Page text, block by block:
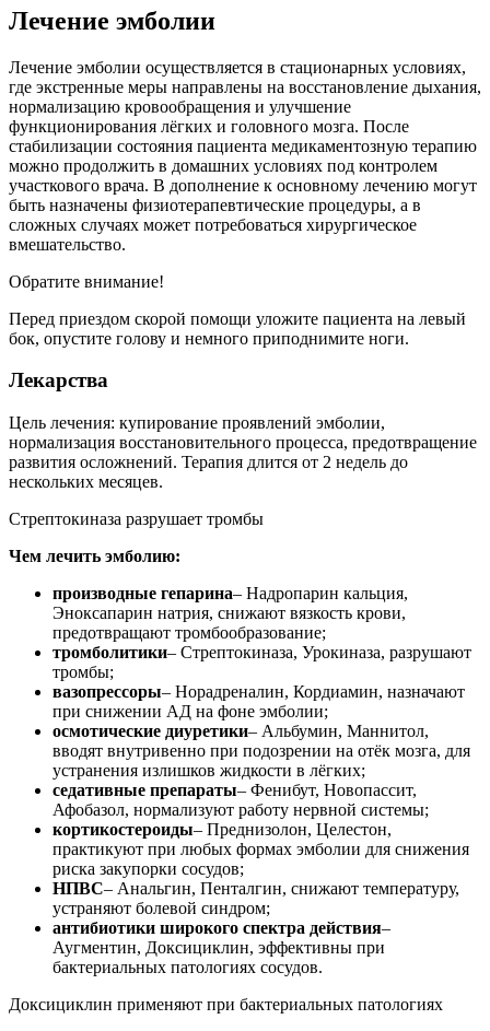
Лечение эмболии
Лечение эмболии осуществляется в стационарных условиях,
где экстренные меры направлены на восстановление дыхания,
нормализацию кровообращения и улучшение
функционирования лёгких и головного мозга. После
стабилизации состояния пациента медикаментозную терапию
можно продолжить в домашних условиях под контролем
участкового врача. В дополнение к основному лечению могут
быть назначены физиотерапевтические процедуры, а в
сложных случаях может потребоваться хирургическое
вмешательство.
Обратите внимание!
Перед приездом скорой помощи уложите пациента на левый
бок, опустите голову и немного приподнимите ноги.
Лекарства
Цель лечения: купирование проявлений эмболии,
нормализация восстановительного процесса, предотвращение
развития осложнений. Терапия длится от 2 недель до
нескольких месяцев.
Стрептокиназа разрушает тромбы
Чем лечить эмболию:
производные гепарина– Надропарин кальция,
Эноксапарин натрия, снижают вязкость крови,
предотвращают тромбообразование;
тромболитики– Стрептокиназа, Урокиназа, разрушают
тромбы;
вазопрессоры– Норадреналин, Кордиамин, назначают
при снижении АД на фоне эмболии;
осмотические диуретики– Альбумин, Маннитол,
вводят внутривенно при подозрении на отёк мозга, для
устранения излишков жидкости в лёгких;
седативные препараты– Фенибут, Новопассит,
Афобазол, нормализуют работу нервной системы;
кортикостероиды– Преднизолон, Целестон,
практикуют при любых формах эмболии для снижения
риска закупорки сосудов;
НПВС– Анальгин, Пенталгин, снижают температуру,
устраняют болевой синдром;
антибиотики широкого спектра действия–
Аугментин, Доксициклин, эффективны при
бактериальных патологиях сосудов.
Доксициклин применяют при бактериальных патологиях